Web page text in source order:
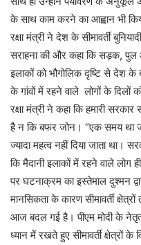
के साथ काम करने का आह्वान भी
रक्षा मंत्री ने देश के सीमावर्ती
सराहना की और कहा कि सड़क,
इलाकों को भौगोलिक दृष्टि से देश के
के गांवों में रहने वाले लोगों के दिलों
रक्षा मंत्री ने कहा कि हमारी सरकार
है न कि बफर जोन। “एक समय था
ज्यादा महत्व नहीं दिया जाता था।
कि मैदानी इलाकों में रहने वाले लोग
पर घटनाक्रम का इस्तेमाल दुश्मन
मानसिकता के कारण सीमावर्ती
आज बदल गई है। पीएम मोदी के
ध्यान में रखते हुए सीमावर्ती क्षेत्रों